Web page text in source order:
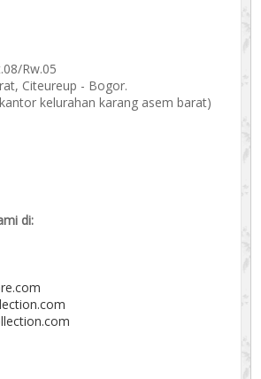
Rw.05
Citeureup - Bogor.
kelurahan karang asem barat)
di: